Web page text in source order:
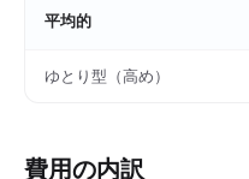
平均的
ゆとり型（高め）
費用の内訳